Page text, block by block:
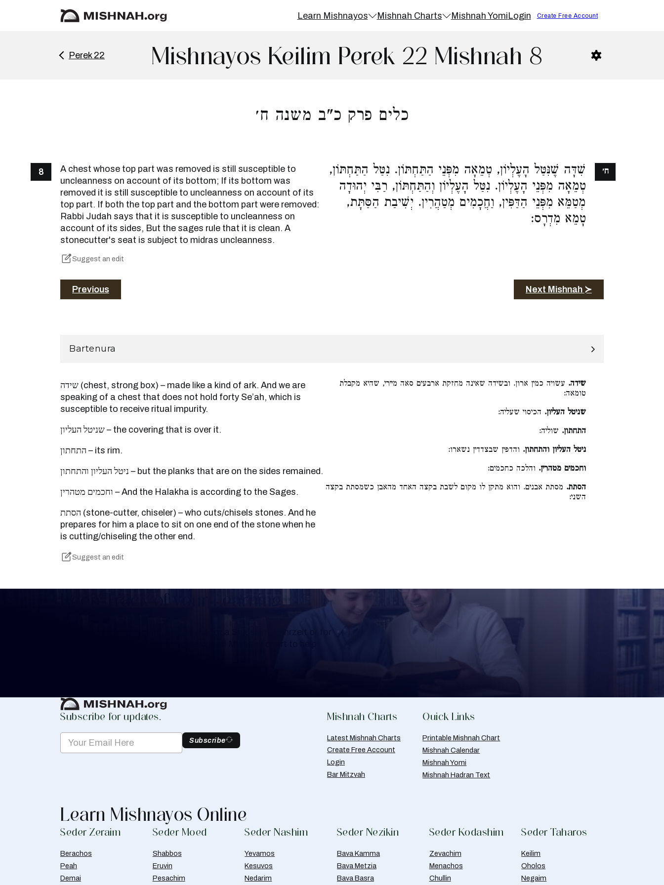
Learn Mishnayos Mishnah Charts Mishnah YomiLogin Create Free Account
Perek 22 Mishnayos Keilim Perek 22 Mishnah 8
כלים פרק כ"ב משנה ח׳
8
A chest whose top part was removed is still susceptible to
uncleanness on account of its bottom; If its bottom was
removed it is still susceptible to uncleanness on account of its
top part. If both the top part and the bottom part were removed:
Rabbi Judah says that it is susceptible to uncleanness on
account of its sides, But the sages rule that it is clean. A
stonecutter's seat is subject to midras uncleanness.
Suggest an edit
שִׁדָּה שֶׁנִּטַּל הָעֶלְיוֹן, טְמֵאָה מִפְּנֵי הַתַּחְתּוֹן. נִטַּל הַתַּחְתּוֹן,
טְמֵאָה מִפְּנֵי הָעֶלְיוֹן. נִטַּל הָעֶלְיוֹן וְהַתַּחְתּוֹן, רַבִּי יְהוּדָה
מְטַמֵּא מִפְּנֵי הַדַּפִּין, וַחֲכָמִים מְטַהֲרִין. יְשִׁיבַת הַסַּתָּת,
טָמֵא מִדְרָס:
ח׳
Previous Next Mishnah ≻
Bartenura
שידה (chest, strong box) – made like a kind of ark. And we are
speaking of a chest that does not hold forty Se’ah, which is
susceptible to receive ritual impurity.
שניטל העליון – the covering that is over it.
התחתון – its rim.
ניטל העליון והתחתון – but the planks that are on the sides remained.
וחכמים מטהרין – And the Halakha is according to the Sages.
הסתת (stone-cutter, chiseler) – who cuts/chisels stones. And he
prepares for him a place to sit on one end of the stone when he
is cutting/chiseling the other end.
Suggest an edit
שידה. עשויה כמין ארון. ובשידה שאינה מחזקת ארבעים סאה מיירי, שהיא מקבלת
טומאה:
שניטל העליון. הכיסוי שעליה:
התחתון. שוליה:
ניטל העליון והתחתון. והדפין שבצדדין נשארו:
וחכמים מטהרין. והלכה כחכמים:
הסתת. מסתת אבנים. והוא מתקן לו מקום לשבת בקצה האחד מהאבן כשמסתת בקצה
השני:
Keep Track of your Learning
Subscribe for updates.
Subscribe
Mishnah Charts
Latest Mishnah Charts
Create Free Account
Login
Bar Mitzvah
Quick Links
Printable Mishnah Chart
Mishnah Calendar
Mishnah Yomi
Mishnah Hadran Text
Learn Mishnayos Online
Seder Zeraim
Berachos
Peah
Demai
Seder Moed
Shabbos
Eruvin
Pesachim
Seder Nashim
Yevamos
Kesuvos
Nedarim
Seder Nezikin
Bava Kamma
Bava Metzia
Bava Basra
Seder Kodashim
Zevachim
Menachos
Chullin
Seder Taharos
Keilim
Oholos
Negaim